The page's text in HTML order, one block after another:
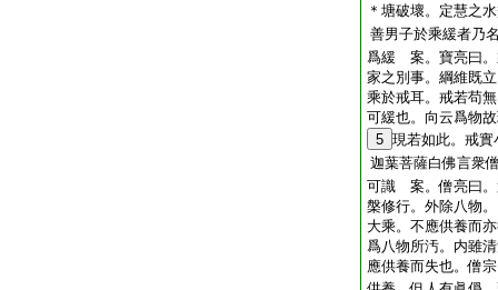
＊塘破壞。定慧之
善男子於乘緩者乃
爲緩 案。寶亮曰。
家之別事。綱維既
乘於戒耳。戒若苟
可緩也。向云爲物
5 現若如此。戒
迦葉菩薩白佛言衆
可識 案。僧亮曰。
槃修行。外除八物
大乘。不應供養而
爲八物所汚。内雖
應供養而失也。僧